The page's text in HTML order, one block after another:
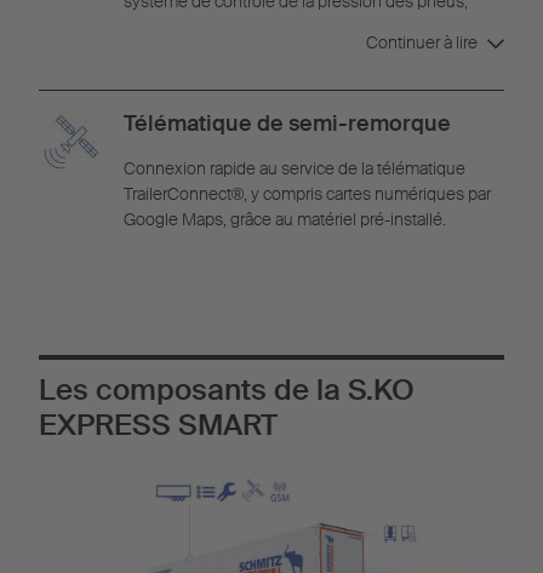
la télématique pré-installé, avec détecteur
TrailerConnect®.
Continuer à lire
Télématique de semi-remorque
Connexion rapide au service de la télématique
TrailerConnect®, y compris cartes numériques par
Google Maps, grâce au matériel pré-installé.
Les composants de la S.KO
EXPRESS SMART